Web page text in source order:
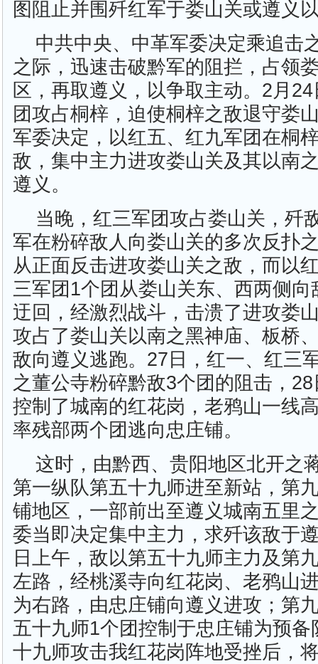
图阻止并围歼红军于娄山关或遵义
中共中央、中革军委决定乘追击
之际，迅速击破黔军的阻拦，占领
区，再取遵义，以争取主动。2月
团攻占桐梓，迫使桐梓之敌退守娄
军委决定，以红五、红九军团在桐
敌，集中主力进攻娄山关及其以南
遵义。
当晚，红三军团攻占娄山关，歼
军在粉碎敌人向娄山关的多次反扑
从正面反击进攻娄山关之敌，而以
三军团1个团从娄山关东、西两侧
迂回，经激烈战斗，击溃了进攻娄
攻占了娄山关以南之黑神庙、板桥
敌向遵义逃跑。27日，红一、红三
之董公寺粉碎黔敌3个团的阻击，
控制了城南的红花岗，老鸦山一线
率残部两个团逃向忠庄铺。
这时，由黔西、贵阳地区北开之
第一纵队第五十九师进至新站，第
铺地区，一部前出至遵义城南五里
委当即决定集中主力，求歼该敌于
日上午，敌以第五十九师主力及第
左路，经桃溪寺向红花岗、老鸦山
为右路，由忠庄铺向遵义进攻；第
五十九师1个团控制于忠庄铺为预
十九师攻击我红花岗阵地受挫后，